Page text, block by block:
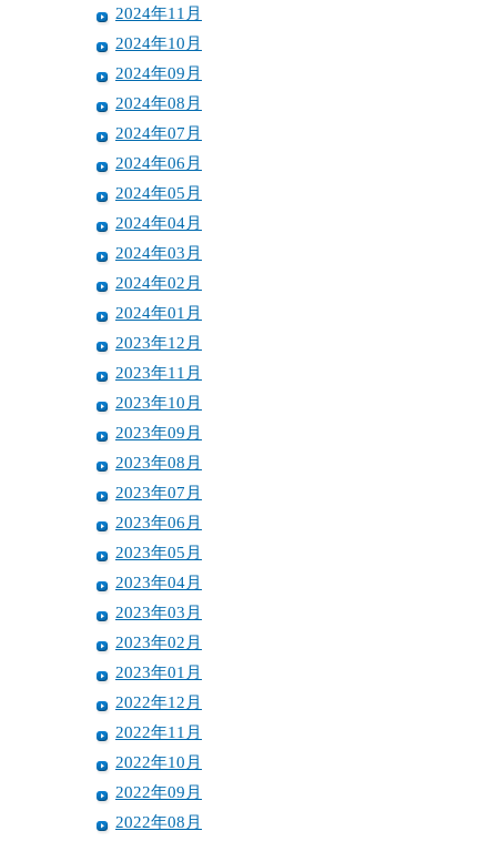
2024年11月
2024年10月
2024年09月
2024年08月
2024年07月
2024年06月
2024年05月
2024年04月
2024年03月
2024年02月
2024年01月
2023年12月
2023年11月
2023年10月
2023年09月
2023年08月
2023年07月
2023年06月
2023年05月
2023年04月
2023年03月
2023年02月
2023年01月
2022年12月
2022年11月
2022年10月
2022年09月
2022年08月